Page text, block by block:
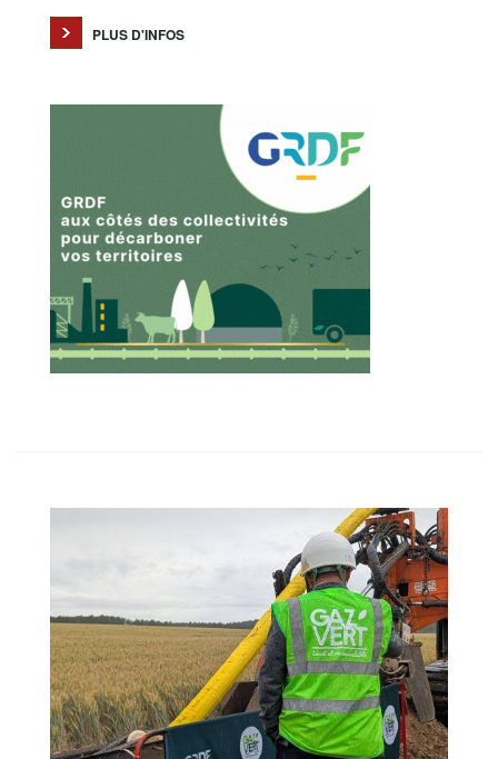
PLUS D'INFOS